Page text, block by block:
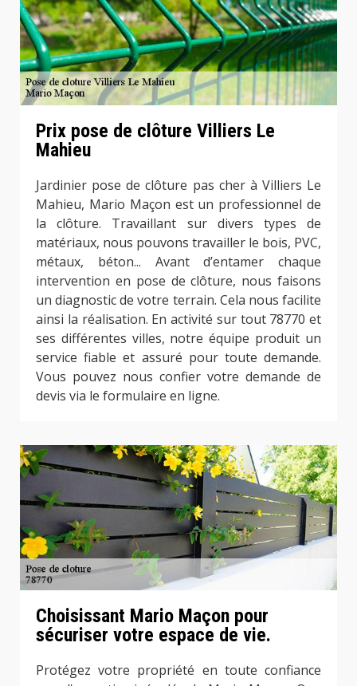
Prix pose de clôture Villiers Le
Mahieu
Jardinier pose de clôture pas cher à Villiers Le
Mahieu, Mario Maçon est un professionnel de
la clôture. Travaillant sur divers types de
matériaux, nous pouvons travailler le bois, PVC,
métaux, béton... Avant d’entamer chaque
intervention en pose de clôture, nous faisons
un diagnostic de votre terrain. Cela nous facilite
ainsi la réalisation. En activité sur tout 78770 et
ses différentes villes, notre équipe produit un
service fiable et assuré pour toute demande.
Vous pouvez nous confier votre demande de
devis via le formulaire en ligne.
Choisissant Mario Maçon pour
sécuriser votre espace de vie.
Protégez votre propriété en toute confiance